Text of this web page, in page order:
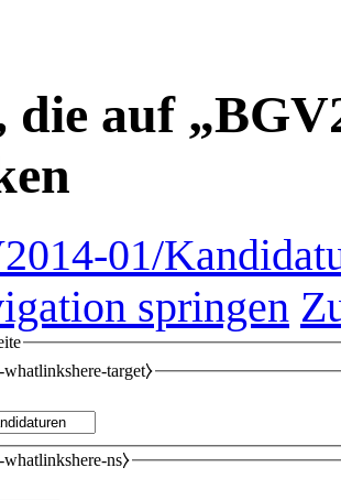
die auf
01/
springen
target⧽
ns⧽